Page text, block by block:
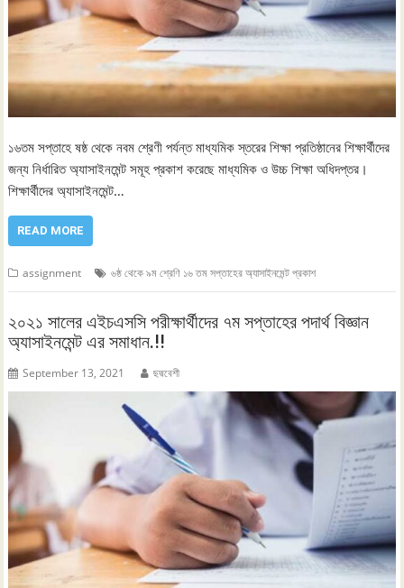
১৬তম সপ্তাহে ষষ্ঠ থেকে নবম শ্রেণী পর্যন্ত মাধ্যমিক স্তরের শিক্ষা প্রতিষ্ঠানের শিক্ষার্থীদের
জন্য নির্ধারিত অ্যাসাইনমেন্ট সমূহ প্রকাশ করেছে মাধ্যমিক ও উচ্চ শিক্ষা অধিদপ্তর।
শিক্ষার্থীদের অ্যাসাইনমেন্ট…
READ MORE
assignment ৬ষ্ঠ থেকে ৯ম শ্রেণি ১৬ তম সপ্তাহের অ্যাসাইনমেন্ট প্রকাশ
২০২১ সালের এইচএসসি পরীক্ষার্থীদের ৭ম সপ্তাহের পদার্থ বিজ্ঞান
অ্যাসাইনমেন্ট এর সমাধান.!!
September 13, 2021 ছদ্মবেশী